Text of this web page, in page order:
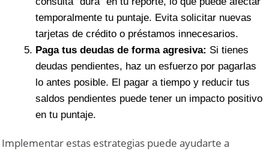
temporalmente tu puntaje. Evita solicitar nuevas
tarjetas de crédito o préstamos innecesarios.
Paga tus deudas de forma agresiva: Si tienes
deudas pendientes, haz un esfuerzo por pagarlas
lo antes posible. El pagar a tiempo y reducir tus
saldos pendientes puede tener un impacto positivo
en tu puntaje.
Implementar estas estrategias puede ayudarte a